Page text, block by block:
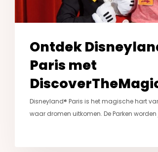
Ontdek
Paris met
Disneyland® Paris is het magische hart
waar dromen uitkomen. De Parken